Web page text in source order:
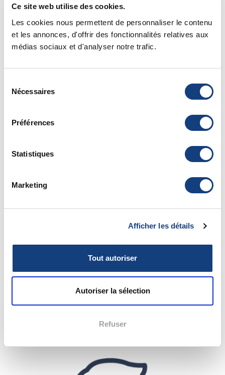
Ce site web utilise des cookies.
Les cookies nous permettent de personnaliser le contenu
et les annonces, d'offrir des fonctionnalités relatives aux
médias sociaux et d'analyser notre trafic.
Nécessaires
Préférences
Statistiques
Marketing
Afficher les détails
Tout autoriser
Autoriser la sélection
Refuser
N° ordinal : 29458
RIGAUD Alexandre
Docteur vétérinaire intervennant à votre domicile